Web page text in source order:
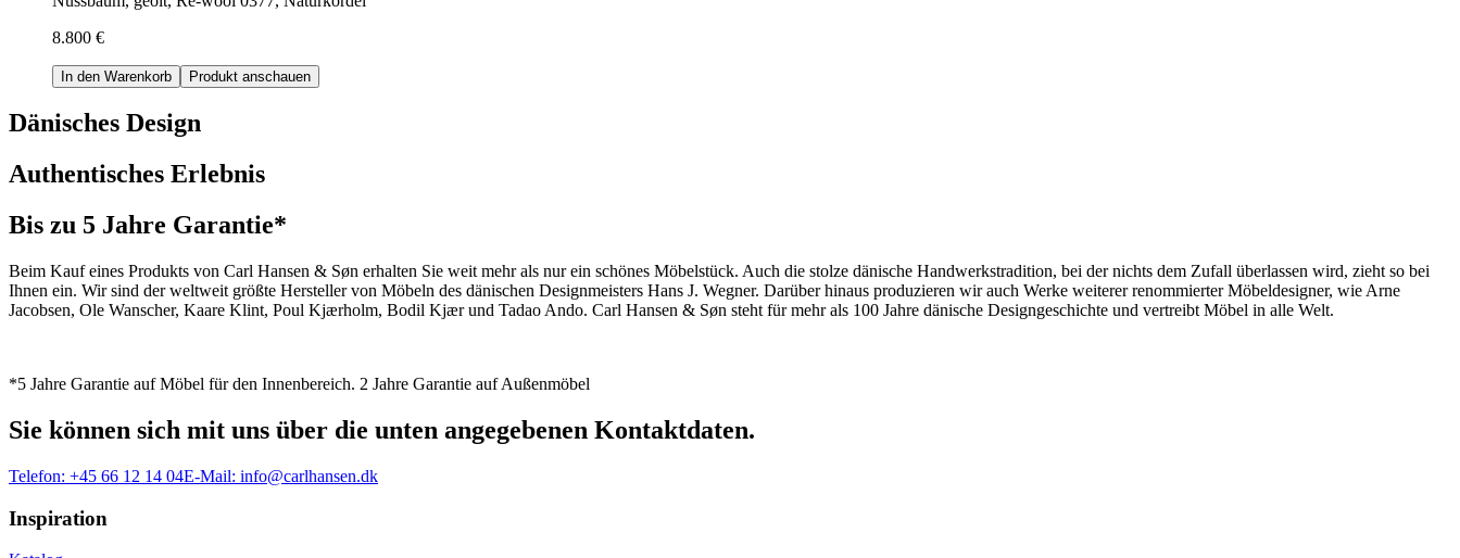
8.800 €
In den Warenkorb Produkt anschauen
Dänisches Design
Authentisches Erlebnis
Bis zu 5 Jahre Garantie*
Beim Kauf eines Produkts von Carl Hansen & Søn erhalten Sie weit mehr als nur ein schönes Möbelstück. Auch die stolze dänische Handwerkstradition, bei der nichts dem Zufall überlassen wird, zieht so bei
Ihnen ein. Wir sind der weltweit größte Hersteller von Möbeln des dänischen Designmeisters Hans J. Wegner. Darüber hinaus produzieren wir auch Werke weiterer renommierter Möbeldesigner, wie Arne
Jacobsen, Ole Wanscher, Kaare Klint, Poul Kjærholm, Bodil Kjær und Tadao Ando. Carl Hansen & Søn steht für mehr als 100 Jahre dänische Designgeschichte und vertreibt Möbel in alle Welt.
*5 Jahre Garantie auf Möbel für den Innenbereich. 2 Jahre Garantie auf Außenmöbel
Sie können sich mit uns über die unten angegebenen Kontaktdaten.
Telefon: +45 66 12 14 04E-Mail: info@carlhansen.dk
Inspiration